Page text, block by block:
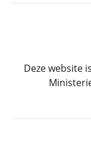
Deze website